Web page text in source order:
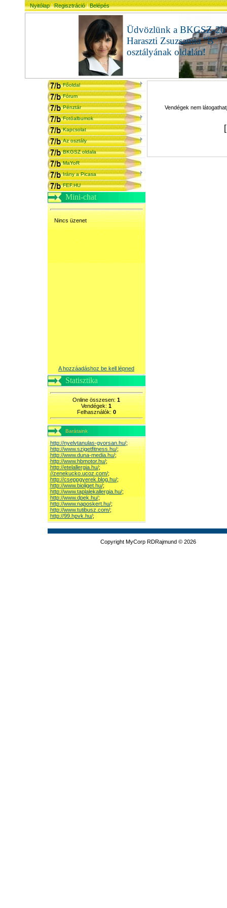
Nyitólap|Regisztráció|Belépés
Üdvözlünk a BKGSZ-
Haraszti Zsuzsanna "B"
osztályának oldalán!
Főoldal
Fórum
Pénztár
Fotóalbumok
Kapcsolat
Az osztály
BKGSZ oldala
MaYoR
Irány a Picasa
FEF.HU
Mini-chat
A hozzáadáshoz be kell lépned
Statisztika
Online összesen:1
Vendégek:1
Felhasználók:0
Barátaink
http://nyelvtanulas-gyorsan.hu/;
http://www.szigetfitness.hu/;
http://www.duna-media.hu/;
http://www.hbmotor.hu/;
http://etelallergia.hu/;
//zenekucko.ucoz.com/;
http://cseppgyerek.blog.hu/;
http://www.bioliget.hu/;
http://www.taplalekallergia.hu/;
http://www.dpek.hu/;
http://www.naposkert.hu/;
http://www.tutibusz.com/;
http://99.hpvk.hu/;
Vendégek nem
Copyright MyCorp RDRajmund © 2026